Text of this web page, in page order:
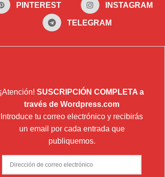
PINTEREST INSTAGRAM
TELEGRAM
¡Atención! SUSCRIPCIÓN COMPLETA a
través de Wordpress.com
Introduce tu correo electrónico y recibirás
un email por cada entrada que
publiquemos.
Dirección
de